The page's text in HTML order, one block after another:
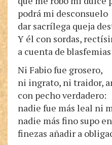
podrá mi desconsuelo
dar sacrílega queja
Y él con sordas,
a cuenta de
Ni Fabio fue grosero,
ni ingrato, ni traidor,
con pecho verdadero:
nadie fue más leal ni
nadie más fino supo
finezas añadir a